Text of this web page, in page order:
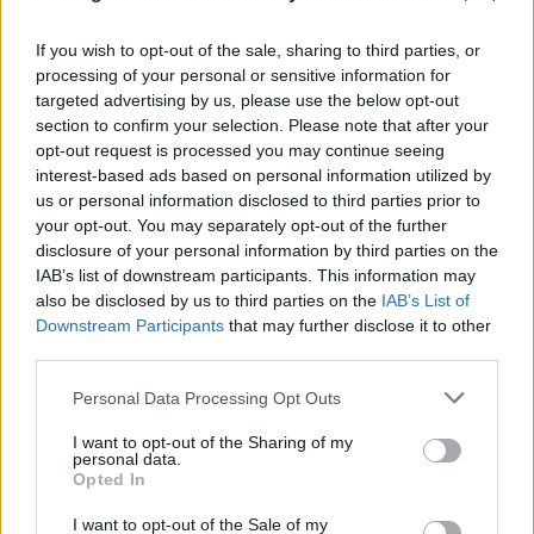
If you wish to opt-out of the sale, sharing to third parties, or
processing of your personal or sensitive information for
targeted advertising by us, please use the below opt-out
section to confirm your selection. Please note that after your
opt-out request is processed you may continue seeing
interest-based ads based on personal information utilized by
us or personal information disclosed to third parties prior to
your opt-out. You may separately opt-out of the further
disclosure of your personal information by third parties on the
IAB’s list of downstream participants. This information may
also be disclosed by us to third parties on the IAB’s List of
Downstream Participants that may further disclose it to other
Please note that this website/app uses one or more Google
not limited to your visit or usage behaviour. You may click to
grant or deny consent to Google and its third-party tags to
use your data for below specified purposes in below Google
consent section.
Personal Data Processing Opt Outs
I want to opt-out of the Sharing of my
personal data.
Opted In
I want to opt-out of the Sale of my
ανθρώπινη αλυσίδα για να βρουν 2χρονο που
χάθηκε
06.08.2026 ΜΑΡΊΑ ΚΑΤΡΙΝΆΚΗ